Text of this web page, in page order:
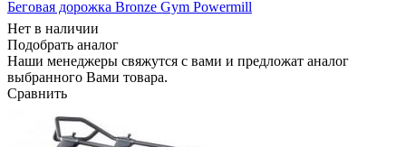
Беговая дорожка Bronze Gym Powermill
Нет в наличии
Подобрать аналог
Наши менеджеры свяжутся с вами и предложат аналог
выбранного Вами товара.
Сравнить